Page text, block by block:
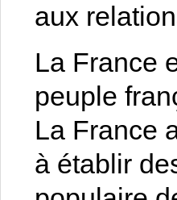
aux
La France
peuple
La France
à établir